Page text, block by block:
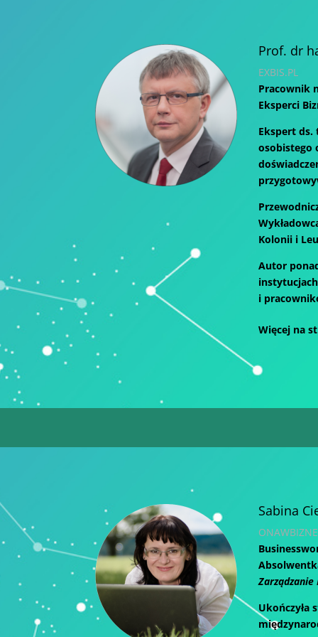
Prof. dr
EXBIS.PL
Pracownik
Eksperci
Ekspert ds.
osobistego
Kolonii i
Autor
i
Więcej na
Sabina
Ukończyła